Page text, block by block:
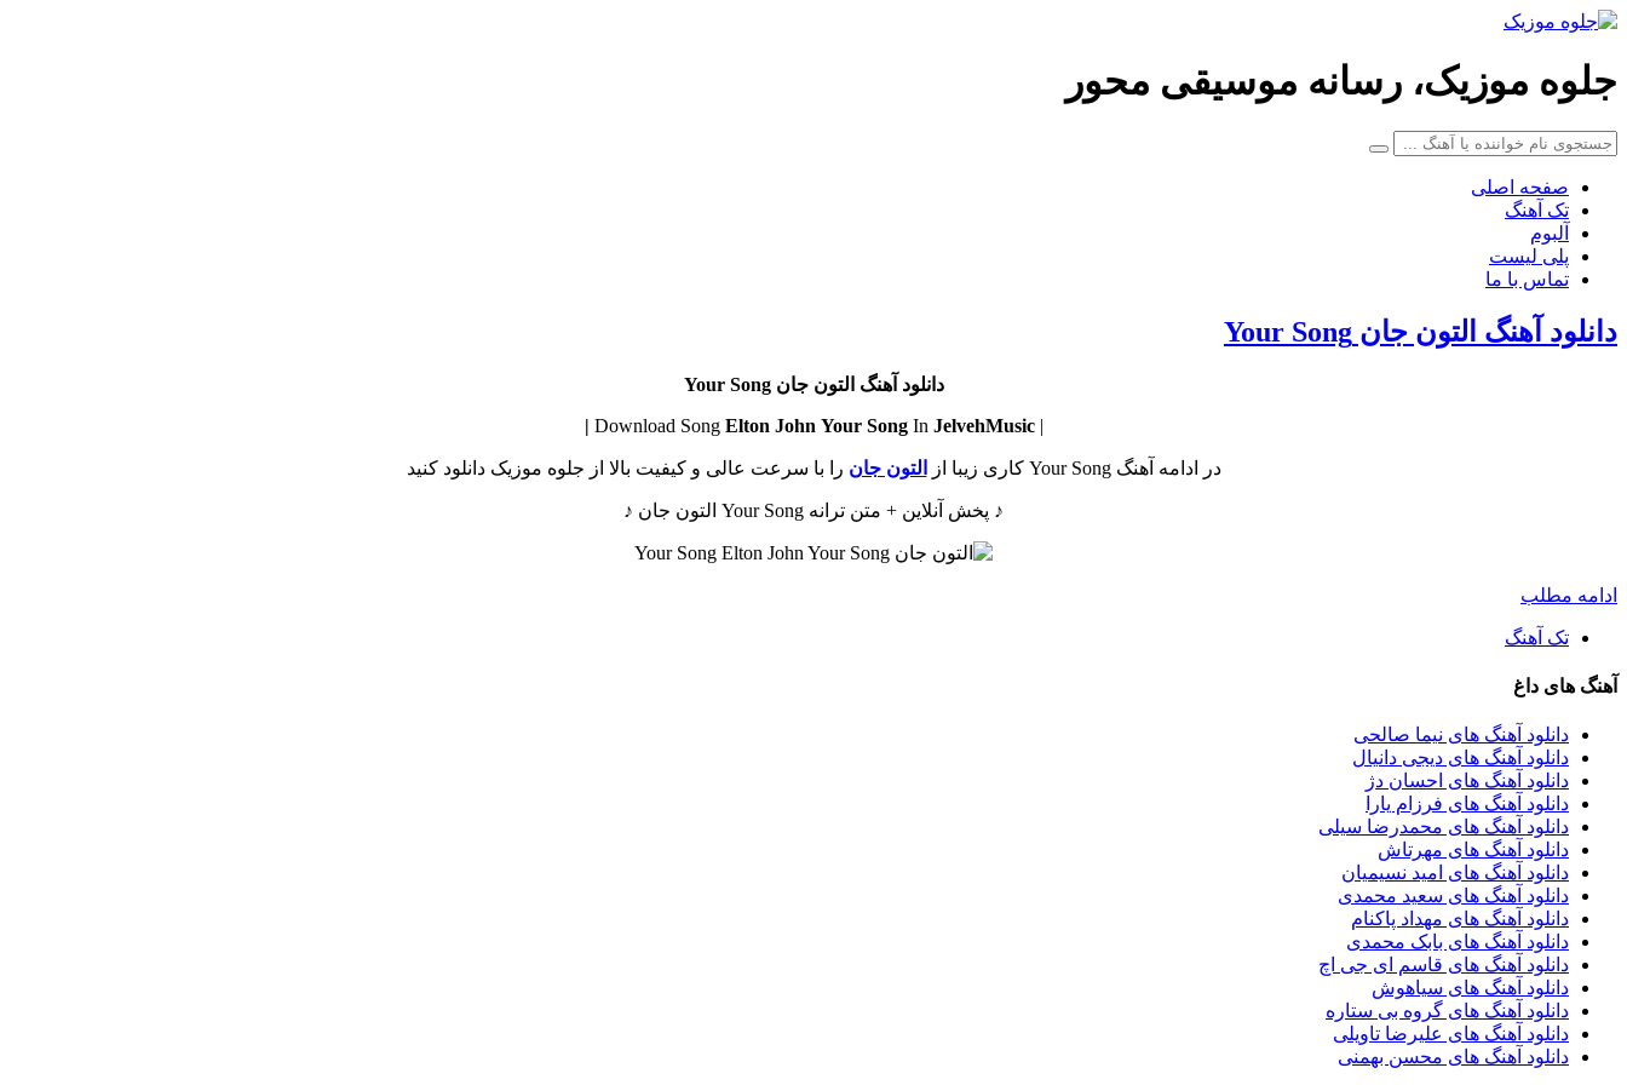
جلوه موزیک، رسانه موسیقی محور
صفحه اصلی
تک آهنگ
آلبوم
پلی لیست
تماس با ما
دانلود آهنگ التون جان Your Song
دانلود آهنگ التون جان Your Song
| Download Song
Elton John Your SongIn JelvehMusic |
در ادامه آهنگ Your Song کاری زیبا از التون جان را با سرعت عالی و کیفیت بالا از جلوه موزیک دانلود کنید
♪ پخش آنلاین + متن ترانه Your Song التون جان ♪
ادامه مطلب
تک آهنگ
آهنگ های داغ
دانلود آهنگ های نیما صالحی
دانلود آهنگ های دیجی دانیال
دانلود آهنگ های احسان دژ
دانلود آهنگ های فرزام یارا
دانلود آهنگ های محمدرضا سیلی
دانلود آهنگ های مهرتاش
دانلود آهنگ های امید نسیمیان
دانلود آهنگ های سعید محمدی
دانلود آهنگ های مهداد پاکنام
دانلود آهنگ های بابک محمدی
دانلود آهنگ های قاسم ای جی اچ
دانلود آهنگ های سیاهوش
دانلود آهنگ های گروه بی ستاره
دانلود آهنگ های علیرضا تاویلی
دانلود آهنگ های محسن بهمنی